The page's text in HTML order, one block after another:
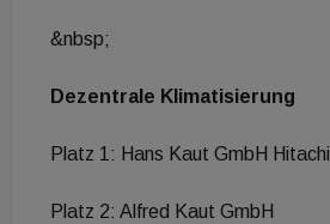
&nbsp;
Dezentrale Klimatisierung
Platz 1: Hans Kaut GmbH Hitachi
Platz 2: Alfred Kaut GmbH